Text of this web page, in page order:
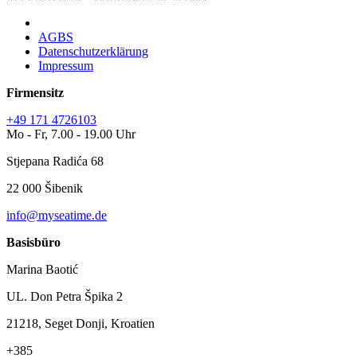
AGBS
Datenschutzerklärung
Impressum
Firmensitz
+49 171 4726103
Mo - Fr, 7.00 - 19.00 Uhr
Stjepana Radića 68
22 000 Šibenik
info@myseatime.de
Basisbüro
Marina Baotić
UL. Don Petra Špika 2
21218, Seget Donji, Kroatien
+385